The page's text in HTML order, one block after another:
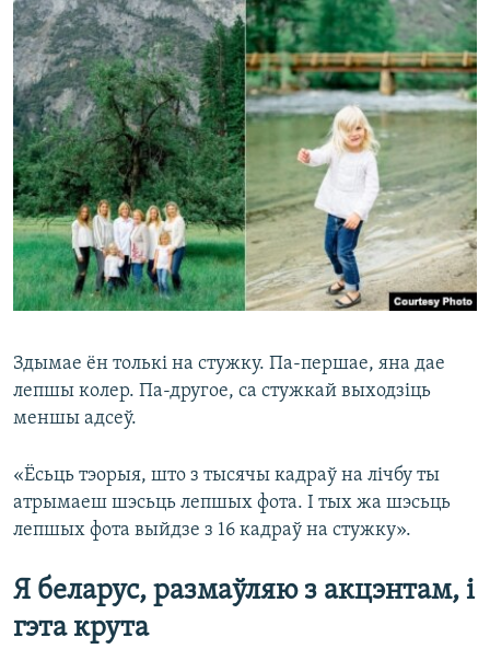
Здымае ён толькі на стужку. Па-першае, яна дае
лепшы колер. Па-другое, са стужкай выходзіць
меншы адсеў.
«Ёсьць тэорыя, што з тысячы кадраў на лічбу ты
атрымаеш шэсьць лепшых фота. І тых жа шэсьць
лепшых фота выйдзе з 16 кадраў на стужку».
Я беларус, размаўляю з акцэнтам, і
гэта крута